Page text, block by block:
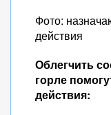
Фото:
действия
Облегчить
горле
действия: